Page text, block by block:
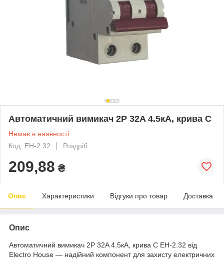
Автоматичний вимикач 2Р 32A 4.5кА, крива C
Немає в наявності
Код: EH-2.32
Роздріб
209,88 ₴
Опис Характеристики Відгуки про товар Доставка
Опис
Автоматичний вимикач 2Р 32A 4.5кА, крива C EH-2.32 від
Electro House — надійний компонент для захисту електричних